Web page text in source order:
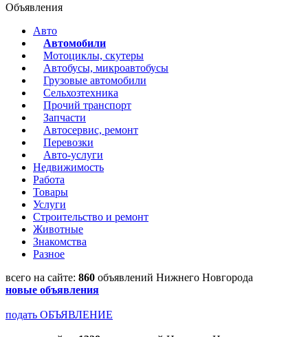
Объявления
Авто
Автомобили
Мотоциклы, скутеры
Автобусы, микроавтобусы
Грузовые автомобили
Сельхозтехника
Прочий транспорт
Запчасти
Автосервис, ремонт
Перевозки
Авто-услуги
Недвижимость
Работа
Товары
Услуги
Строительство и ремонт
Животные
Знакомства
Разное
всего на сайте: 860 объявлений Нижнего Новгорода
новые объявления
подать ОБЪЯВЛЕНИЕ